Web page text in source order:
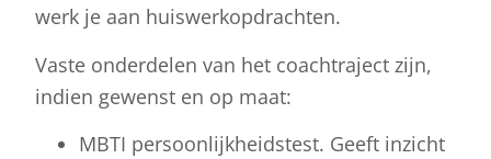
werk je aan huiswerkopdrachten.
Vaste onderdelen van het coachtraject zijn,
indien gewenst en op maat:
MBTI persoonlijkheidstest. Geeft inzicht